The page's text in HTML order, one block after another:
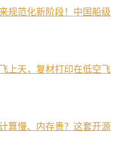
规范化新阶段！中国船级
上天，复材打印在低空飞
算慢、内存贵？这套开源